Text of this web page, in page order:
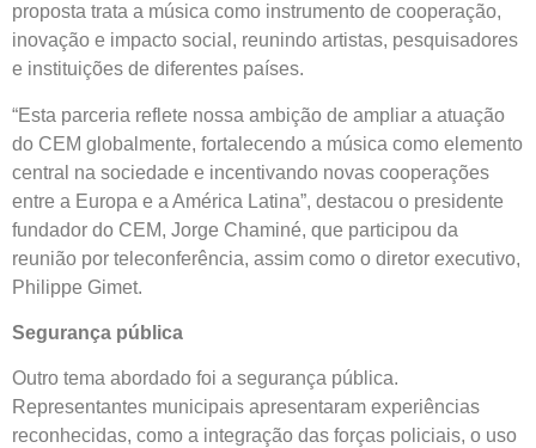
proposta trata a música como instrumento de cooperação,
inovação e impacto social, reunindo artistas, pesquisadores
e instituições de diferentes países.
“Esta parceria reflete nossa ambição de ampliar a atuação
do CEM globalmente, fortalecendo a música como elemento
central na sociedade e incentivando novas cooperações
entre a Europa e a América Latina”, destacou o presidente
fundador do CEM, Jorge Chaminé, que participou da
reunião por teleconferência, assim como o diretor executivo,
Philippe Gimet.
Segurança pública
Outro tema abordado foi a segurança pública.
Representantes municipais apresentaram experiências
reconhecidas, como a integração das forças policiais, o uso